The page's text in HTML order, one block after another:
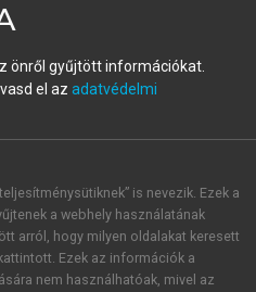
létre új fiókot.
automatikusan
önről gyűjtött információkat.
el az adatvédelmi
is nevezik. Ezek a
a webhely használatának
arról, hogy milyen oldalakat keresett
Ezek az információk a
nem használhatóak, mivel az